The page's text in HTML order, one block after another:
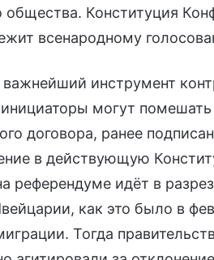
общества. Конституция
всенародному
инструмент
могут помешать
договора, ранее
в действующую
референдуме идёт в
как это было в
Тогда